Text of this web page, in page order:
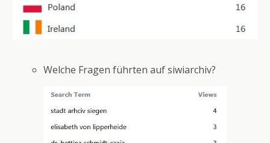
Welche Fragen führten auf siwiarchiv?